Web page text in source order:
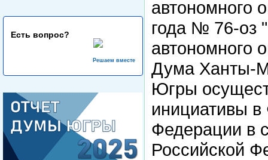
Есть вопрос?
Решаем вместе
автономного
года № 76-оз
автономного
Дума Ханты-
Югры
инициативы
Федерации в
Российской